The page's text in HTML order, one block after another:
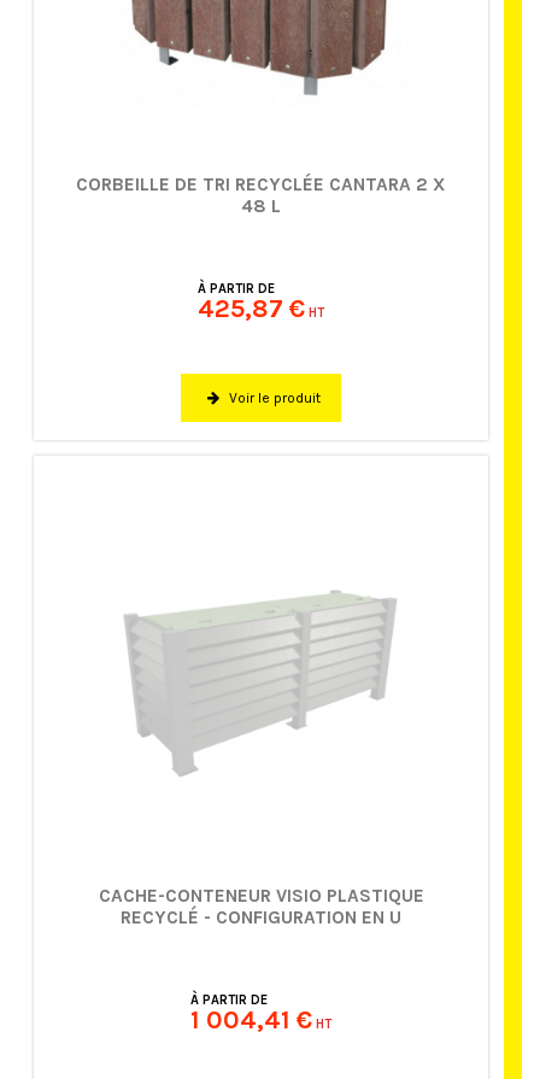
CORBEILLE DE TRI RECYCLÉE CANTARA 2 X
48 L
À PARTIR DE
425,87 € HT
Voir le produit
CACHE-CONTENEUR VISIO PLASTIQUE
RECYCLÉ - CONFIGURATION EN U
À PARTIR DE
1 004,41 € HT